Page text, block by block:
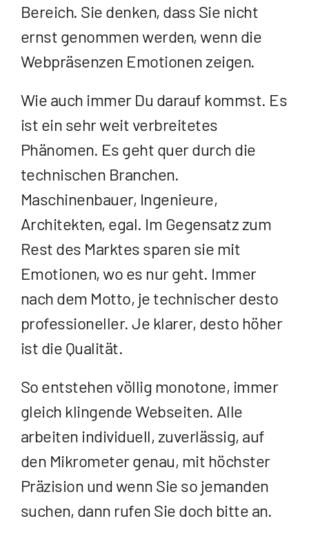
Bereich. Sie denken, dass Sie nicht
ernst genommen werden, wenn die
Webpräsenzen Emotionen zeigen.
Wie auch immer Du darauf kommst. Es
ist ein sehr weit verbreitetes
Phänomen. Es geht quer durch die
technischen Branchen.
Maschinenbauer, Ingenieure,
Architekten, egal. Im Gegensatz zum
Rest des Marktes sparen sie mit
Emotionen, wo es nur geht. Immer
nach dem Motto, je technischer desto
professioneller. Je klarer, desto höher
ist die Qualität.
So entstehen völlig monotone, immer
gleich klingende Webseiten. Alle
arbeiten individuell, zuverlässig, auf
den Mikrometer genau, mit höchster
Präzision und wenn Sie so jemanden
suchen, dann rufen Sie doch bitte an.